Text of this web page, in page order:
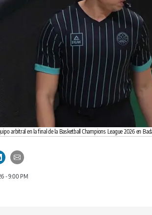
arbitral en la final de la Basketball Champions League 2026 en
- 9:00 PM